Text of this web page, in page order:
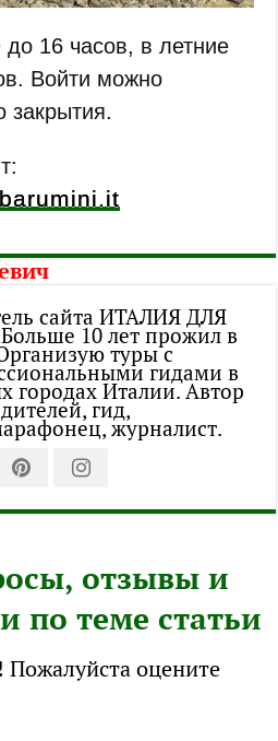
16 часов, в летние
Войти можно
закрытия.
сайта ИТАЛИЯ ДЛЯ
10 лет прожил в
туры с
гидами в
городах Италии. Автор
гид,
журналист.
отзывы и
по теме статьи
оцените